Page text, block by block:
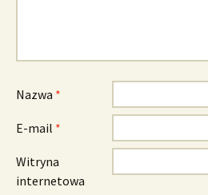
Nazwa *
E-mail *
Witryna
internetowa